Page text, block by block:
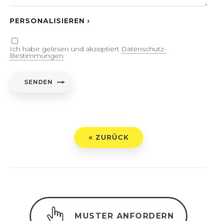
PERSONALISIEREN ›
Ich habe gelesen und akzeptiert Datenschutz-
Bestimmungen
SENDEN
« ZURÜCK
MUSTER ANFORDERN